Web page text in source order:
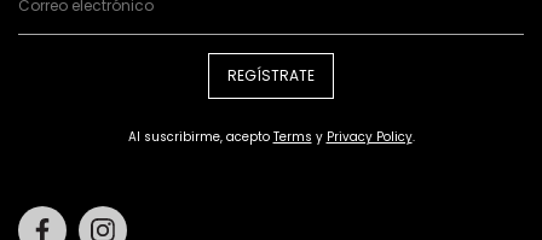
REGÍSTRATE
Al suscribirme, acepto Terms y Privacy Policy.
Facebook